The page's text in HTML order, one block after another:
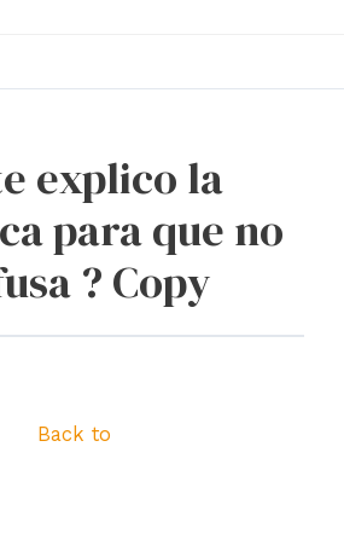
explico la
para que no
? Copy
Back to